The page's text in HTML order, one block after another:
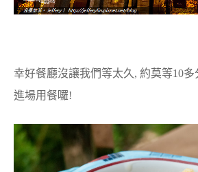
幸好餐廳沒讓我們等太久, 約莫等10
進場用餐囉!